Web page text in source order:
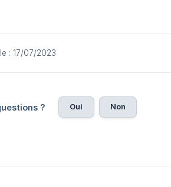
: 17/07/2023
? Oui Non